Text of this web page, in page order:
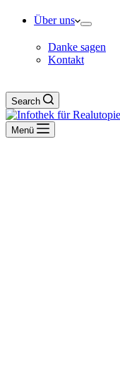
Über uns
Danke sagen
Kontakt
Search
Menü